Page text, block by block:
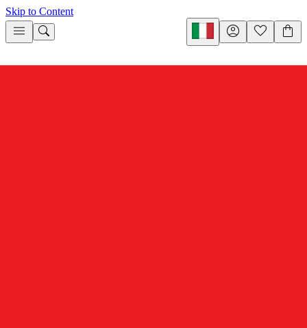
Skip to Content